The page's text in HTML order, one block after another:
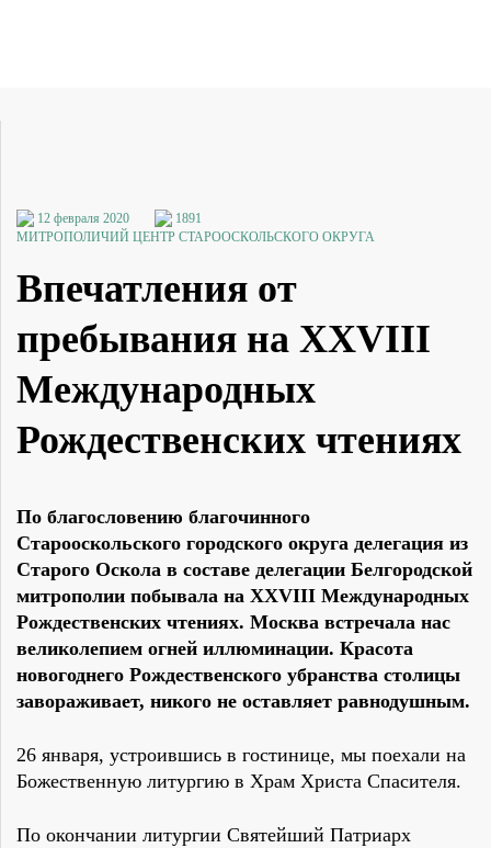
12 февраля 2020
1891
МИТРОПОЛИЧИЙ ЦЕНТР СТАРООСКОЛЬСКОГО ОКРУГА
Впечатления от
пребывания на XXVIII
Международных
Рождественских чтениях
По благословению благочинного
Старооскольского городского округа делегация из
Старого Оскола в составе делегации Белгородской
митрополии побывала на XXVIII Международных
Рождественских чтениях. Москва встречала нас
великолепием огней иллюминации. Красота
новогоднего Рождественского убранства столицы
завораживает, никого не оставляет равнодушным.
26 января, устроившись в гостинице, мы поехали на
Божественную литургию в Храм Христа Спасителя.
По окончании литургии Святейший Патриарх